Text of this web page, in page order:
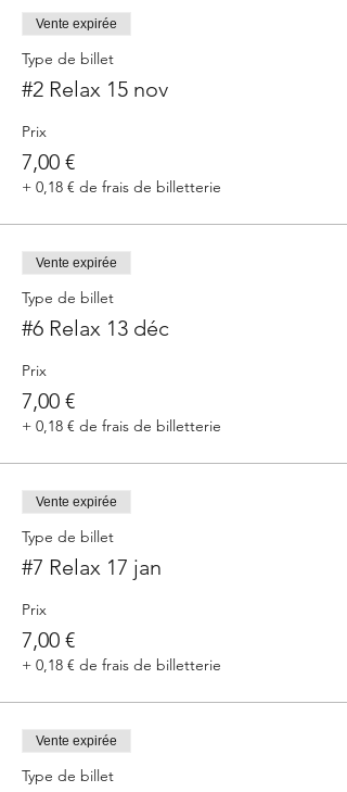
Vente expirée
Type de billet
#2 Relax 15 nov
Prix
7,00 €
+ 0,18 € de frais de billetterie
Vente expirée
Type de billet
#6 Relax 13 déc
Prix
7,00 €
+ 0,18 € de frais de billetterie
Vente expirée
Type de billet
#7 Relax 17 jan
Prix
7,00 €
+ 0,18 € de frais de billetterie
Vente expirée
Type de billet